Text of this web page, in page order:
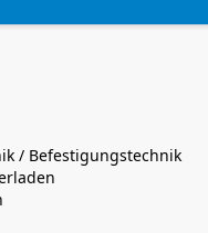
/ Befestigungstechnik